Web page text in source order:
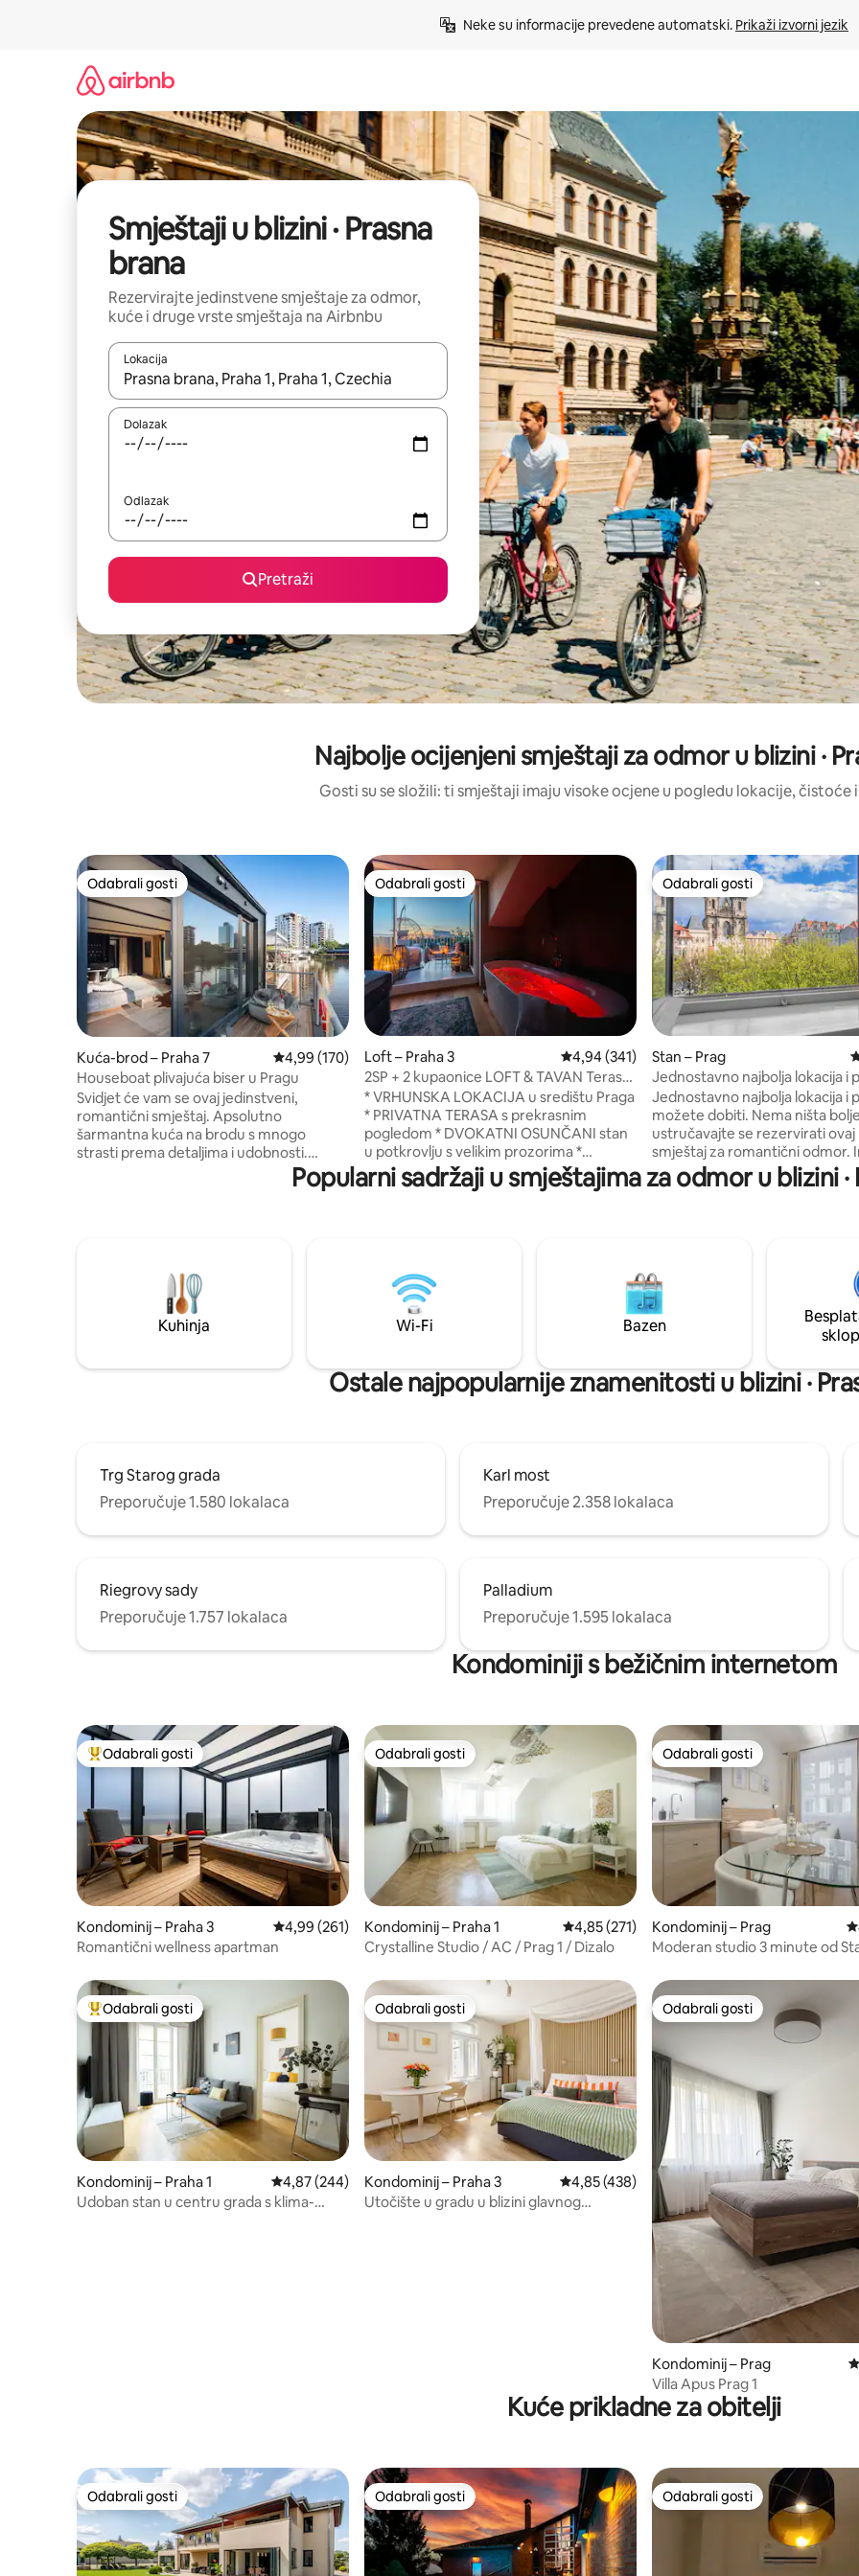
Neke su informacije prevedene automatski. Prikaži izvorni jezik
Smještaji u blizini · Prasna
brana
Rezervirajte jedinstvene smještaje za odmor,
kuće i druge vrste smještaja na Airbnbu
Lokacija
Kada budu dostupni rezultati, moći ćete ih pregledati koristeći se strelicama prema gore i prema dolje, kao i dodirom ili
Dolazak
Odlazak
Pretraži
Najbolje ocijenjeni smještaji za odmor u blizini ·
Gosti su se složili: ti smještaji imaju visoke ocjene u pogledu lokacije, čistoće
Odabrali gosti
Odabrali gosti
Kuća-brod – Praha 7 Prosječna ocjena: 4,99/5, recenzija: 170
4,99 (170)
Houseboat plivajuća biser u Pragu
Svidjet će vam se ovaj jedinstveni,
romantični smještaj. Apsolutno
šarmantna kuća na brodu s mnogo
strasti prema detaljima i udobnosti.
Doživjet ćete nezaboravan boravak i
nećete htjeti otići. Možete pecati, samo
kušanja pripremit ćete u potpuno
opremljenoj kuhinji. Nakon cjelodnevnog
boravka opustite se uz kamin. Sjedit ćete
na terasi i promatrati mir vode.
Odabrali gosti
Odabrali gosti
Loft – Praha 3 Prosječna ocjena: 4,94/5, recenzija: 341
4,94 (341)
2SP + 2 kupaonice LOFT & TAVAN Terasa
centar grada V!EWS
* VRHUNSKA LOKACIJA u središtu Praga
* PRIVATNA TERASA s prekrasnim
pogledom * DVOKATNI OSUNČANI stan
u potkrovlju s velikim prozorima *
NOVOIZGRAĐENO i namješteno 2022. *
PARKIRALIŠTE je dostupno uz kuću *
terasi s panoramskim pogledom na
povijesni Prag i najpoznatije znamenitosti
Kraljevskog grada Praga. Stan je okružen
barovima, kafićima, restoranima i
Odabrali gosti
Odabrali gosti
Stan – Prag
Jednostavno najbolja lokacija i
Jednostavno najbolja lokacija i
možete dobiti. Nema ništa
ustručavajte se rezervirati ovaj
smještaj za romantični odmor.
prostora, luksuza, svih sadržaja
vam trebati + duh koji nećete
poprave, a sada su to
Ispričavamo se svim gostima u
i prosincu. Smatram da je došlo
pogreške pri održavanju i da
pogrešku.
Popularni sadržaji u smještajima za odmor u blizini ·
Kuhinja Wi-Fi Bazen
Ostale najpopularnije znamenitosti u blizini ·
Trg Starog grada
Preporučuje 1.580 lokalaca
Karl most
Preporučuje 2.358 lokalaca
Riegrovy sady
Preporučuje 1.757 lokalaca
Palladium
Preporučuje 1.595 lokalaca
Kondominiji s bežičnim internetom
Među najviše rangiranima s oznakom „Odabrali gosti”
Odabrali gosti
Kondominij – Praha 3 Prosječna ocjena: 4,99/5, recenzija: 261
4,99 (261)
Romantični wellness apartman
Odabrali gosti
Odabrali gosti
Kondominij – Praha 1 Prosječna ocjena: 4,85/5, recenzija: 271
4,85 (271)
Crystalline Studio / AC / Prag 1 / Dizalo
Odabrali gosti
Odabrali gosti
Kondominij – Prag
Moderan studio 3 minute od
Među najviše rangiranima s oznakom „Odabrali gosti”
Odabrali gosti
Kondominij – Praha 1 Prosječna ocjena: 4,87/5, recenzija: 244
4,87 (244)
Udoban stan u centru grada s klima-
Odabrali gosti
Odabrali gosti
Kondominij – Praha 3 Prosječna ocjena: 4,85/5, recenzija: 438
4,85 (438)
Utočište u gradu u blizini glavnog
Odabrali gosti
Odabrali gosti
Kondominij – Prag
Villa Apus Prag 1
Kuće prikladne za obitelji
Odabrali gosti
Odabrali gosti Odabrali gosti
Odabrali gosti Odabrali gosti
Odabrali gosti